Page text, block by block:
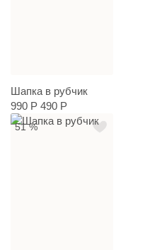
Шапка в рубчик
990 Р 490 Р
51 %